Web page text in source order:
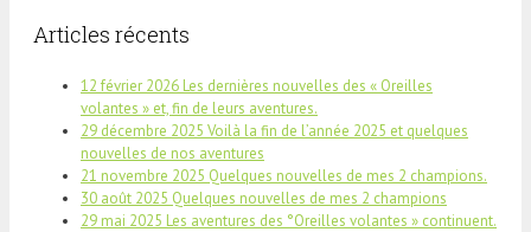
Articles récents
12 février 2026 Les dernières nouvelles des « Oreilles
volantes » et, fin de leurs aventures.
29 décembre 2025 Voilà la fin de l’année 2025 et quelques
nouvelles de nos aventures
21 novembre 2025 Quelques nouvelles de mes 2 champions.
30 août 2025 Quelques nouvelles de mes 2 champions
29 mai 2025 Les aventures des °Oreilles volantes » continuent.